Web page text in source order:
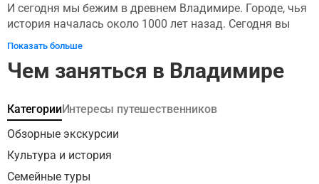
И сегодня мы бежим в древнем Владимире. Городе, чья
история началась около 1000 лет назад. Сегодня вы
пробежитесь по древнейшей части города, преемником
и увидите постройки, которым почти 9 столетий.
Показать больше
Чем заняться в Владимире
КатегорииИнтересы путешественников
Обзорные экскурсии
Культура и история
Семейные туры